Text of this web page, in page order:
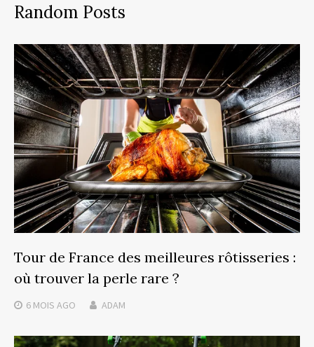
Random Posts
Tour de France des meilleures rôtisseries :
où trouver la perle rare ?
6 MOIS AGO ADAM